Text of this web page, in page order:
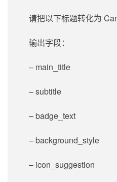
请把以下标题转化为
输出字段：
– main_title
– subtitle
– badge_text
– background_style
– icon_suggestion